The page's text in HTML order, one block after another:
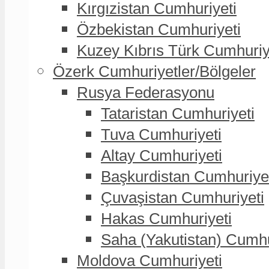
Kırgızistan Cumhuriyeti
Özbekistan Cumhuriyeti
Kuzey Kıbrıs Türk
Özerk Cumhuriyetler/Bölgeler
Rusya Federasyonu
Tataristan Cumhuriyeti
Tuva Cumhuriyeti
Altay Cumhuriyeti
Başkurdistan
Çuvaşistan Cumhuriyeti
Hakas Cumhuriyeti
Saha (Yakutistan)
Moldova Cumhuriyeti